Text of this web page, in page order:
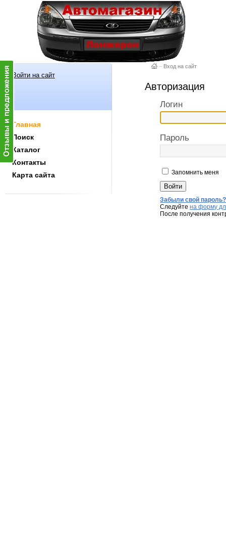
Войти на сайт
Главная
Поиск
Каталог
Контакты
Карта сайта
– Вход на сайт
Авторизация
Логин
Пароль
Запомнить меня
Забыли свой пароль?
Следуйтена форму
После получения